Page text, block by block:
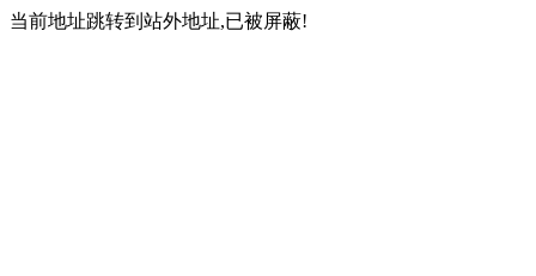
当前地址跳转到站外地址,已被屏蔽!